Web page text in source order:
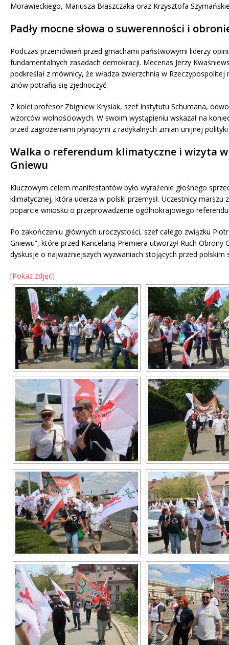
Morawieckiego, Mariusza Błaszczaka oraz Krzysztofa
Padły mocne słowa o suwerenności i
Podczas przemówień przed gmachami państwowymi liderzy
fundamentalnych zasadach demokracji. Mecenas Jerzy
podkreślał z mównicy, że władza zwierzchnia w
znów potrafią się zjednoczyć.
Z kolei profesor Zbigniew Krysiak, szef Instytutu Schumana,
wzorców wolnościowych. W swoim wystąpieniu wskazał na
przed zagrożeniami płynącymi z radykalnych zmian unijnej
Walka o referendum klimatyczne i wizyta
Gniewu
Kluczowym celem manifestantów było wyrażenie głośnego
klimatycznej, która uderza w polski przemysł. Uczestnicy
poparcie wniosku o przeprowadzenie ogólnokrajowego
Po zakończeniu głównych uroczystości, szef całego związku
Gniewu”, które przed Kancelarią Premiera utworzył Ruch
dyskusje o najważniejszych wyzwaniach stojących przed polskim
[Pokaz zdjęć]